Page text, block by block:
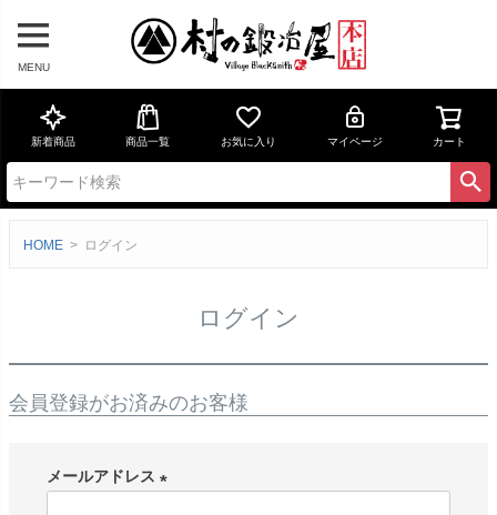
MENU
新着商品 商品一覧 お気に入り マイページ カート
HOME ログイン
ログイン
会員登録がお済みのお客様
メールアドレス